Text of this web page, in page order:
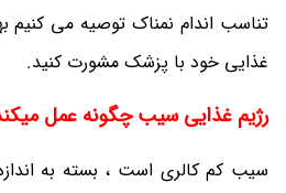
تناسب اندام نمناک توصیه می کنیم
غذایی خود با پزشک مشورت کنید.
رژیم غذایی سیب چگونه عمل